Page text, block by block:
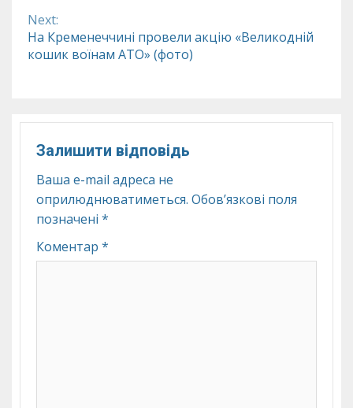
Next:
На Кременеччині провели акцію «Великодній
кошик воїнам АТО» (фото)
Залишити відповідь
Ваша e-mail адреса не
оприлюднюватиметься. Обов’язкові поля
позначені *
Коментар *